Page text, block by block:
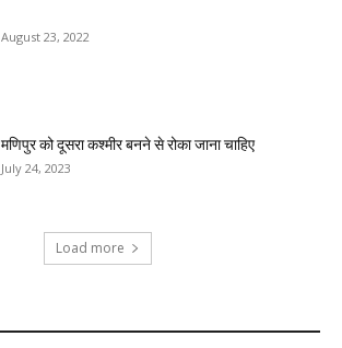
August 23, 2022
मणिपुर को दूसरा कश्मीर बनने से रोका जाना चाहिए
July 24, 2023
Load more